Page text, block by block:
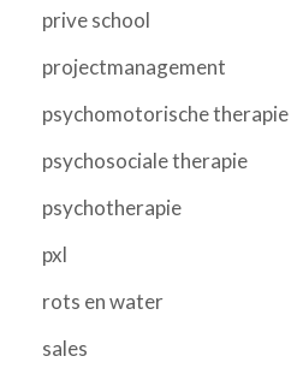
prive school
projectmanagement
psychomotorische therapie
psychosociale therapie
psychotherapie
pxl
rots en water
sales